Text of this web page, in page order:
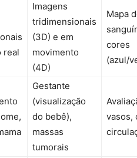
real
Imagens
tridimensionais
(3D) e em
movimento
(4D)
Mapa
cores
(azul/
Gestante
(visualização
do bebê),
massas
tumorais
vasos,